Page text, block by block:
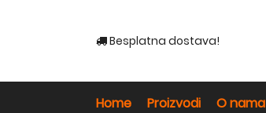
Besplatna dostava!
Home Proizvodi O nama